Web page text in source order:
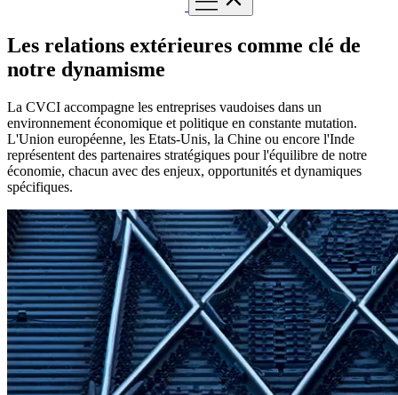
Les relations extérieures comme clé de
notre dynamisme
La CVCI accompagne les entreprises vaudoises dans un
environnement économique et politique en constante mutation.
L'Union européenne, les Etats-Unis, la Chine ou encore l'Inde
représentent des partenaires stratégiques pour l'équilibre de notre
économie, chacun avec des enjeux, opportunités et dynamiques
spécifiques.